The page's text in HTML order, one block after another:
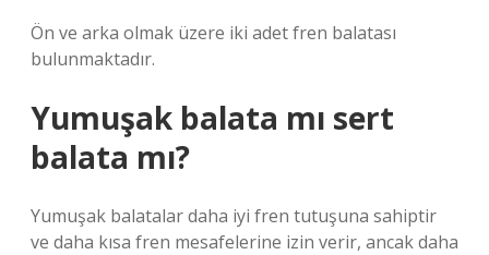
Ön ve arka olmak üzere iki adet fren balatası
bulunmaktadır.
Yumuşak balata mı sert
balata mı?
Yumuşak balatalar daha iyi fren tutuşuna sahiptir
ve daha kısa fren mesafelerine izin verir, ancak daha